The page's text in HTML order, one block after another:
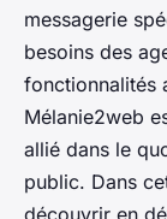
messagerie
besoins des
fonctionnalités
Mélanie2web
allié dans le
public. Dans
découvrir en